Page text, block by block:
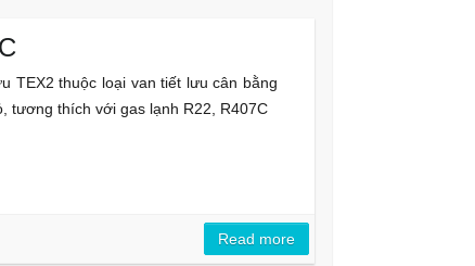
TEX2 thuộc loại van tiết lưu cân bằng
tương thích với gas lạnh R22, R407C
Read more